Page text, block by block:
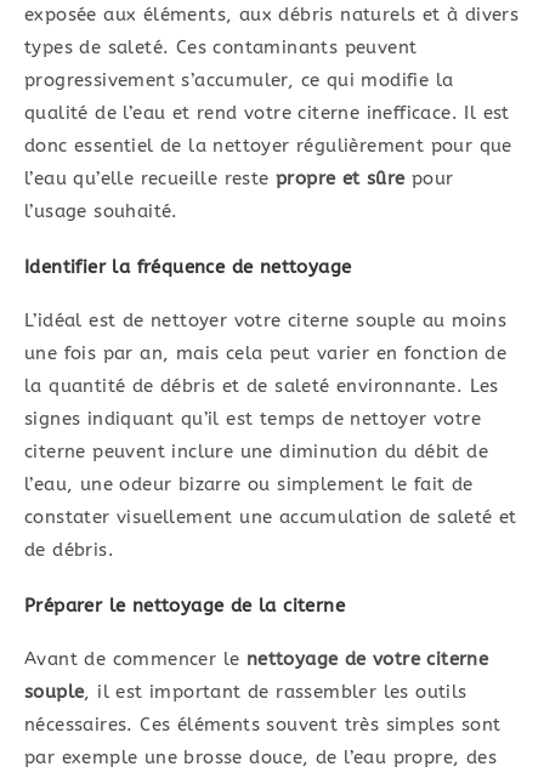
exposée aux éléments, aux débris naturels et à divers
types de saleté. Ces contaminants peuvent
progressivement s’accumuler, ce qui modifie la
qualité de l’eau et rend votre citerne inefficace. Il est
donc essentiel de la nettoyer régulièrement pour que
l’eau qu’elle recueille reste propre et sûrepour
l’usage souhaité.
Identifier la fréquence de nettoyage
L’idéal est de nettoyer votre citerne souple au moins
une fois par an, mais cela peut varier en fonction de
la quantité de débris et de saleté environnante. Les
signes indiquant qu’il est temps de nettoyer votre
citerne peuvent inclure une diminution du débit de
l’eau, une odeur bizarre ou simplement le fait de
constater visuellement une accumulation de saleté et
de débris.
Préparer le nettoyage de la citerne
Avant de commencer le nettoyage de votre citerne
souple, il est important de rassembler les outils
nécessaires. Ces éléments souvent très simples sont
par exemple une brosse douce, de l’eau propre, des